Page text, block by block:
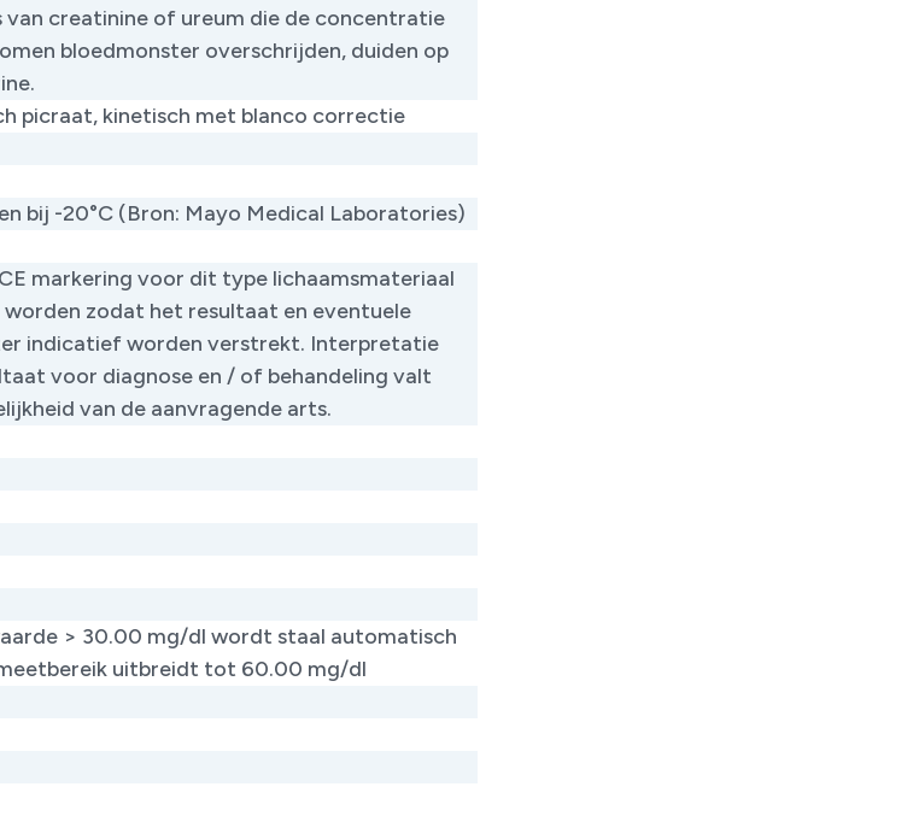
van creatinine of ureum die de concentratie
bloedmonster overschrijden, duiden op
picraat, kinetisch met blanco correctie
bij -20°C (Bron: Mayo Medical Laboratories)
markering voor dit type lichaamsmateriaal
zodat het resultaat en eventuele
indicatief worden verstrekt. Interpretatie
voor diagnose en / of behandeling valt
van de aanvragende arts.
> 30.00 mg/dl wordt staal automatisch
uitbreidt tot 60.00 mg/dl